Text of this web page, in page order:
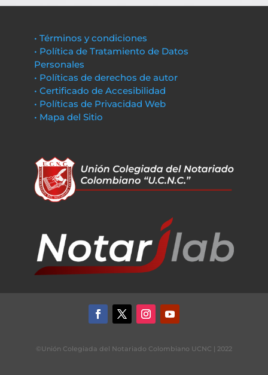
• Términos y condiciones
• Política de Tratamiento de Datos
Personales
• Políticas de derechos de autor
• Certificado de Accesibilidad
• Políticas de Privacidad Web
• Mapa del Sitio
©Unión Colegiada del Notariado Colombiano UCNC | 2022